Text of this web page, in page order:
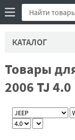
КАТАЛОГ
Товары
2006 TJ 4.0